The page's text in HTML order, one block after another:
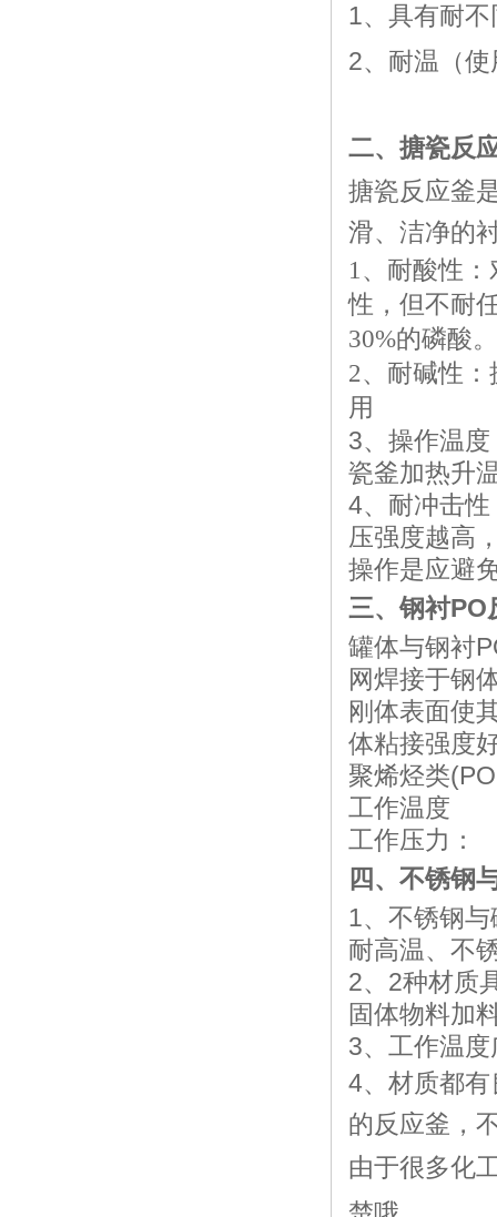
1、具有耐
2、耐温（使
二、搪瓷反
搪瓷反应釜
滑、洁净的
1、耐酸性
性，但不耐
30%的磷酸。
2、耐碱性
用
3、操作温
瓷釜加热升
4、耐冲击
压强度越高
操作是应避
三、钢衬
罐体与钢衬
网焊接于钢
刚体表面使
体粘接强度
聚烯烃类
工作温度
工作压力：
四、不锈钢
1、 不锈钢
耐高温、不
2、2种材质
固体物料加
3、 工作温
4、 材质都
的反应釜，
由于很多化